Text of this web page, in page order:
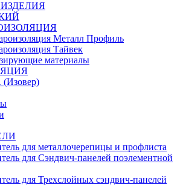
Металл Профиль
Тайвек
материалы
(Изовер)
для металлочерепицы и профлиста
для Сэндвич-панелей поэлементной
для Трехслойных сэндвич-панелей